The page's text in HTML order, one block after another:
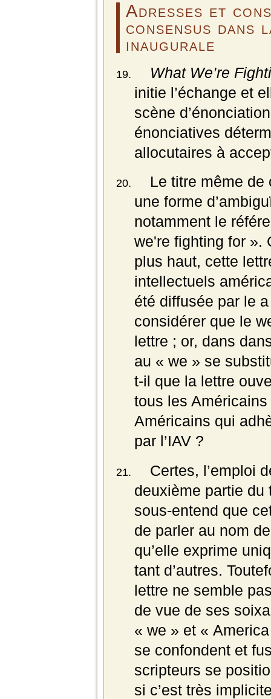
Adresses et
consensus
inaugurale
What We’re
initie l’échange et
scène
énonciatives
allocutaires à
Le titre même
une forme
notamment le
we're fighting for ».
plus haut, cette
intellectuels
été diffusée par le
considérer que le
lettre ; or, dans
au « we » se
t-il que la lettre
tous les
Américains qui
par l’IAV ?
Certes, l’emploi
deuxième partie du
sous-entend que
de parler au nom
qu’elle exprime
tant d’autres.
lettre ne semble
de vue de ses
« we » et «
se confondent et
scripteurs se
si c’est très